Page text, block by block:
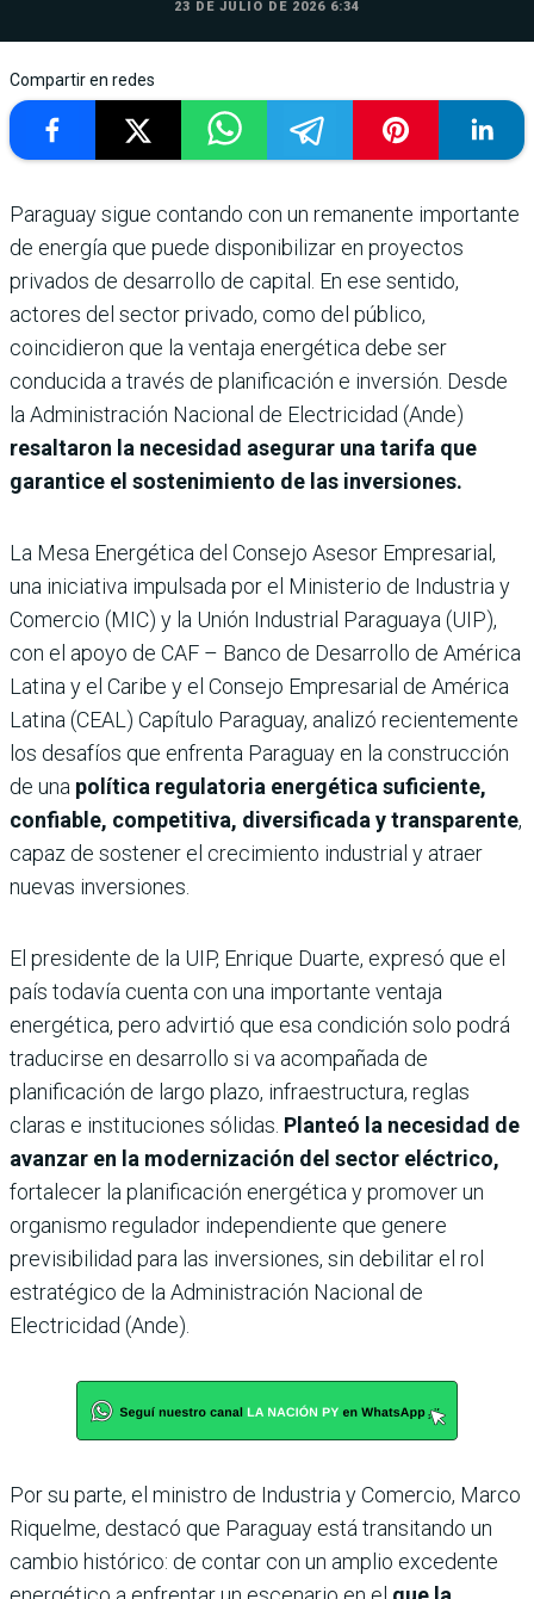
23 DE JULIO DE 2026 6:34
Compartir en redes
Paraguay sigue contando con un remanente importante
de energía que puede disponibilizar en proyectos
privados de desarrollo de capital. En ese sentido,
actores del sector privado, como del público,
coincidieron que la ventaja energética debe ser
conducida a través de planificación e inversión. Desde
la Administración Nacional de Electricidad (Ande)
resaltaron la necesidad asegurar una tarifa que
garantice el sostenimiento de las inversiones.
La Mesa Energética del Consejo Asesor Empresarial,
una iniciativa impulsada por el Ministerio de Industria y
Comercio (MIC) y la Unión Industrial Paraguaya (UIP),
con el apoyo de CAF – Banco de Desarrollo de América
Latina y el Caribe y el Consejo Empresarial de América
Latina (CEAL) Capítulo Paraguay, analizó recientemente
los desafíos que enfrenta Paraguay en la construcción
de una política regulatoria energética suficiente,
confiable, competitiva, diversificada y transparente,
capaz de sostener el crecimiento industrial y atraer
nuevas inversiones.
El presidente de la UIP, Enrique Duarte, expresó que el
país todavía cuenta con una importante ventaja
energética, pero advirtió que esa condición solo podrá
traducirse en desarrollo si va acompañada de
planificación de largo plazo, infraestructura, reglas
claras e instituciones sólidas. Planteó la necesidad de
avanzar en la modernización del sector eléctrico,
fortalecer la planificación energética y promover un
organismo regulador independiente que genere
previsibilidad para las inversiones, sin debilitar el rol
estratégico de la Administración Nacional de
Electricidad (Ande).
Por su parte, el ministro de Industria y Comercio, Marco
Riquelme, destacó que Paraguay está transitando un
cambio histórico: de contar con un amplio excedente